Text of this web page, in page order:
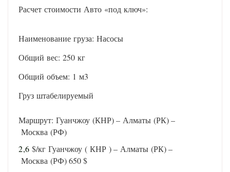
Расчет стоимости Авто «под ключ»:
Наименование груза: Насосы
Общий вес: 250 кг
Общий объем: 1 м3
Груз штабелируемый
Маршрут: Гуанчжоу (КНР) – Алматы (РК) –
Москва (РФ)
2,6 $/кг Гуанчжоу ( КНР ) – Алматы (РК) –
Москва (РФ) 650 $